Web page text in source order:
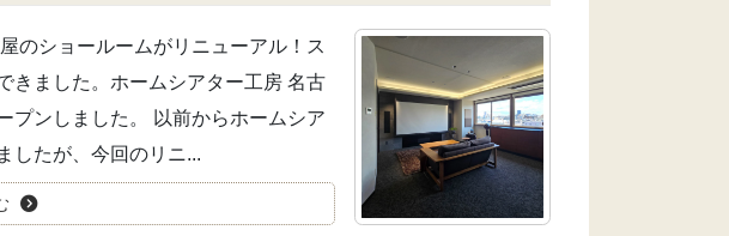
のショールームがリニューアル！ス
きました。ホームシアター工房 名古
プンしました。 以前からホームシア
したが、今回のリニ...